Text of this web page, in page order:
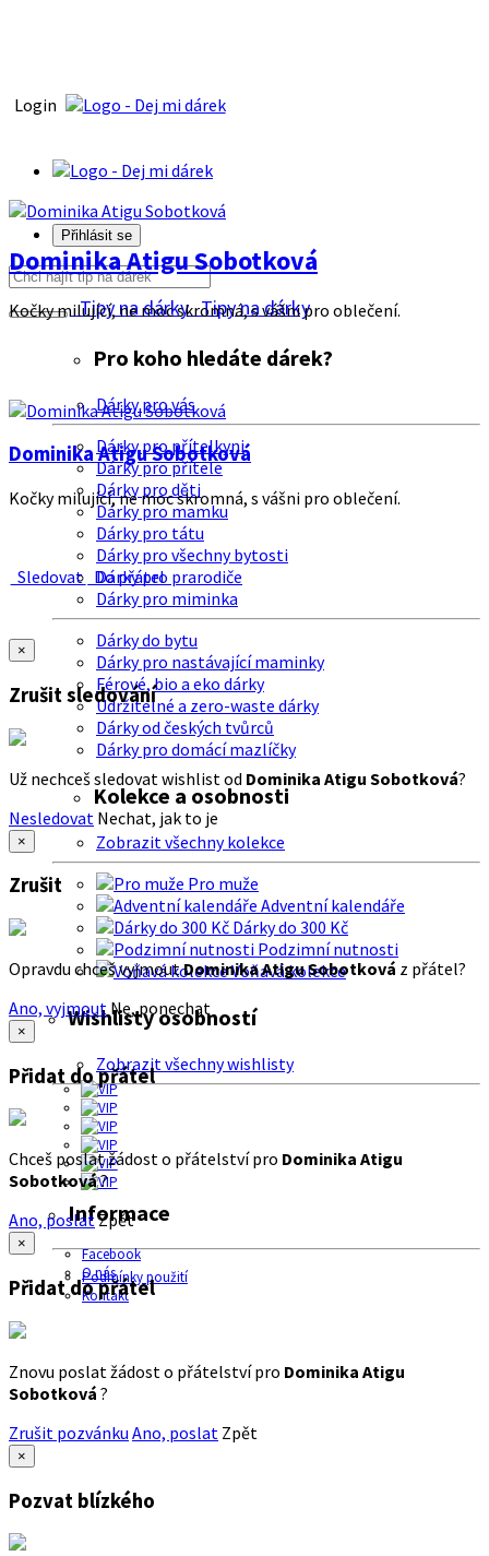
Login
Přihlásit se
Tipy na dárkyTipy na dárky
Pro koho hledáte dárek?
Dárky pro vás
Dárky pro přítelkyni
Dárky pro přítele
Dárky pro děti
Dárky pro mamku
Dárky pro tátu
Dárky pro všechny bytosti
Dárky pro prarodiče
Dárky pro miminka
Dárky do bytu
Dárky pro nastávající maminky
Férové, bio a eko dárky
Udržitelné a zero-waste dárky
Dárky od českých tvůrců
Dárky pro domácí mazlíčky
Kolekce a osobnosti
Zobrazit všechny kolekce
Pro muže
Adventní kalendáře
Dárky do 300 Kč
Podzimní nutnosti
Voňavá kolekce
Wishlisty osobností
Zobrazit všechny wishlisty
Informace
Facebook
O nás
Podmínky použití
Kontakt
Dominika Atigu Sobotková
Kočky milující, ne moc skromná, s vášni pro oblečení.
Dominika Atigu Sobotková
Kočky milující, ne moc skromná, s vášni pro oblečení.
Sledovat Do přátel
×
Zrušit sledování
Už nechceš sledovat wishlist od Dominika Atigu Sobotková?
Nesledovat Nechat, jak to je
×
Zrušit
Opravdu chceš vyjmoutDominika Atigu Sobotková z přátel?
Ano, vyjmout Ne, ponechat
×
Přidat do přátel
Chceš poslat žádost o přátelství pro Dominika Atigu
Sobotková?
Ano, poslatZpět
×
Přidat do přátel
Znovu poslat žádost o přátelství pro Dominika Atigu
Sobotková ?
Zrušit pozvánku Ano, poslat Zpět
×
Pozvat blízkého